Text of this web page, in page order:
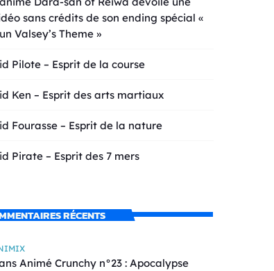
sans crédits de son ending spécial «
Valsey’s Theme »
Pilote – Esprit de la course
Ken – Esprit des arts martiaux
Fourasse – Esprit de la nature
Pirate – Esprit des 7 mers
RÉCENTS
Animé Crunchy n°23 : Apocalypse